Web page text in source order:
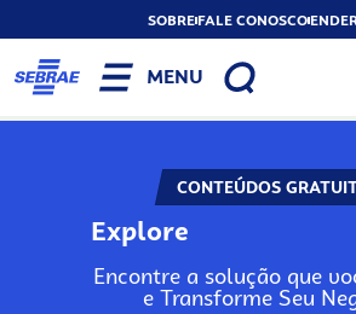
SOBREFALE CONOSCO
MENU
CONTEÚDOS
Explore
Encontre a solução que
e Transforme Seu